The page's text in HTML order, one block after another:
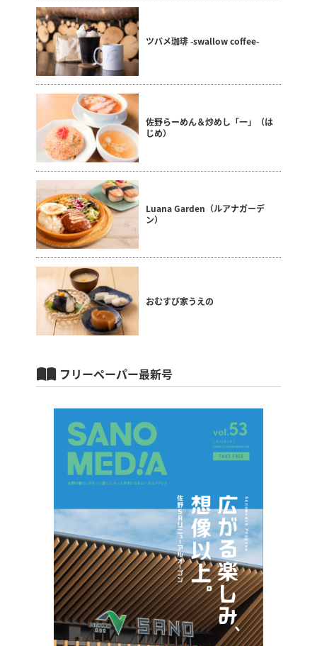
ツバメ珈琲 -swallow coffee-
佐野らーめん＆炒めし「一」（は
じめ）
Luana Garden（ルアナガーデ
ン）
おむすび家うえの
フリーペーパー最新号